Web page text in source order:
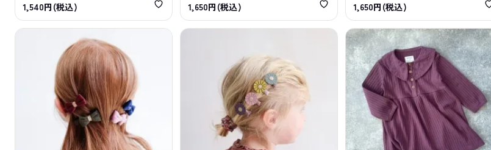
1,540円(税込) 1,650円(税込) 1,650円(税込)